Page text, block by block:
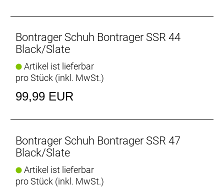
Bontrager Schuh Bontrager SSR 44
Black/Slate
Artikel ist lieferbar
pro Stück (inkl. MwSt.)
99,99 EUR
Bontrager Schuh Bontrager SSR 47
Black/Slate
Artikel ist lieferbar
pro Stück (inkl. MwSt.)